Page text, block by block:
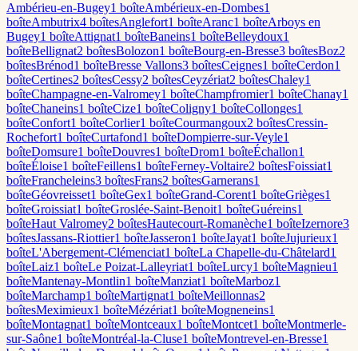
Ambérieu-en-Bugey1 boîteAmbérieux-en-Dombes1
boîteAmbutrix4 boîtesAnglefort1 boîteAranc1 boîteArboys en
Bugey1 boîteAttignat1 boîteBaneins1 boîteBelleydoux1
boîteBellignat2 boîtesBolozon1 boîteBourg-en-Bresse3 boîtesBoz2
boîtesBrénod1 boîteBresse Vallons3 boîtesCeignes1 boîteCerdon1
boîteCertines2 boîtesCessy2 boîtesCeyzériat2 boîtesChaley1
boîteChampagne-en-Valromey1 boîteChampfromier1 boîteChanay1
boîteChaneins1 boîteCize1 boîteColigny1 boîteCollonges1
boîteConfort1 boîteCorlier1 boîteCourmangoux2 boîtesCressin-
Rochefort1 boîteCurtafond1 boîteDompierre-sur-Veyle1
boîteDomsure1 boîteDouvres1 boîteDrom1 boîteÉchallon1
boîteÉloise1 boîteFeillens1 boîteFerney-Voltaire2 boîtesFoissiat1
boîteFrancheleins3 boîtesFrans2 boîtesGarnerans1
boîteGéovreisset1 boîteGex1 boîteGrand-Corent1 boîteGrièges1
boîteGroissiat1 boîteGroslée-Saint-Benoit1 boîteGuéreins1
boîteHaut Valromey2 boîtesHautecourt-Romanèche1 boîteIzernore3
boîtesJassans-Riottier1 boîteJasseron1 boîteJayat1 boîteJujurieux1
boîteL'Abergement-Clémenciat1 boîteLa Chapelle-du-Châtelard1
boîteLaiz1 boîteLe Poizat-Lalleyriat1 boîteLurcy1 boîteMagnieu1
boîteMantenay-Montlin1 boîteManziat1 boîteMarboz1
boîteMarchamp1 boîteMartignat1 boîteMeillonnas2
boîtesMeximieux1 boîteMézériat1 boîteMogneneins1
boîteMontagnat1 boîteMontceaux1 boîteMontcet1 boîteMontmerle-
sur-Saône1 boîteMontréal-la-Cluse1 boîteMontrevel-en-Bresse1